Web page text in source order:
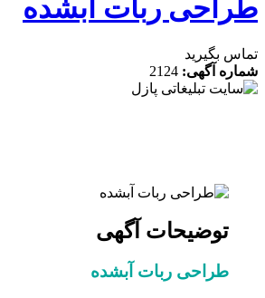
ربات آبشده
بگیرید
آگهی:2124
توضیحات آگهی
طراحی ربات آبشده